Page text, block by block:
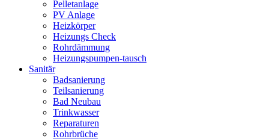
Pelletanlage
PV Anlage
Heizkörper
Heizungs Check
Rohrdämmung
Heizungspumpen-tausch
Sanitär
Badsanierung
Teilsanierung
Bad Neubau
Trinkwasser
Reparaturen
Rohrbrüche